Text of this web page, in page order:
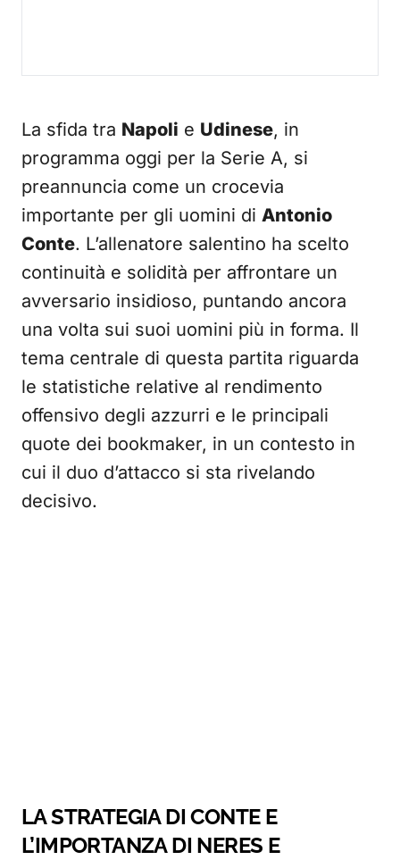
La sfida tra Napoli e Udinese, in
programma oggi per la Serie A, si
preannuncia come un crocevia
importante per gli uomini di Antonio
Conte. L’allenatore salentino ha scelto
continuità e solidità per affrontare un
avversario insidioso, puntando ancora
una volta sui suoi uomini più in forma. Il
tema centrale di questa partita riguarda
le statistiche relative al rendimento
offensivo degli azzurri e le principali
quote dei bookmaker, in un contesto in
cui il duo d’attacco si sta rivelando
decisivo.
LA STRATEGIA DI CONTE E
L’IMPORTANZA DI NERES E